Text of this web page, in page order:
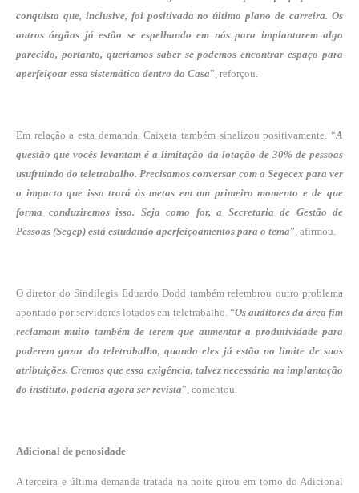
conquista que, inclusive, foi positivada no último plano decarreira. Os
outros órgãos já estão se espelhando em nós para implantarem algo
parecido, portanto, queríamos saber se podemos encontrar espaço para
aperfeiçoar essa sistemática dentro da Casa”, reforçou.
Em relação a esta demanda, Caixeta também sinalizou positivamente. “A
questão que vocês levantam é a limitação da lotação de 30% de pessoas
usufruindo do teletrabalho. Precisamos conversar com a Segecex para ver
o impacto que isso trará às metas em um primeiro momento e de que
forma conduziremos isso. Seja como for, a Secretaria de Gestão de
Pessoas (Segep) está estudando aperfeiçoamentos para o tema”, afirmou.
O diretor do Sindilegis Eduardo Dodd também relembrou outro problema
apontado por servidores lotados em teletrabalho. “Os auditores da área fim
reclamam muito também de terem que aumentar a produtividade para
poderem gozar do teletrabalho, quando eles já estão no limite de suas
atribuições. Cremos que essa exigência, talvez necessária na implantação
do instituto, poderia agora ser revista”, comentou.
Adicional de penosidade
A terceira e última demanda tratada na noite girou em torno do Adicional